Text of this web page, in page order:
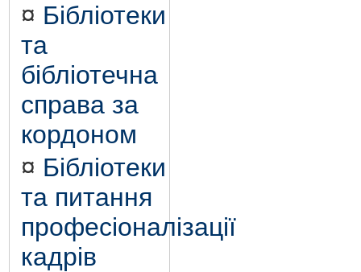
¤ Бібліотеки
та
бібліотечна
справа за
кордоном
¤ Бібліотеки
та питання
професіоналізації
кадрів